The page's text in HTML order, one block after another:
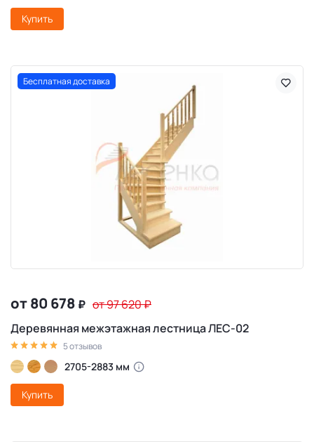
Купить
Бесплатная доставка
от 80 678 ₽ от 97 620₽
Деревянная межэтажная лестница ЛЕС-02
5 отзывов
2705-2883 мм
Купить